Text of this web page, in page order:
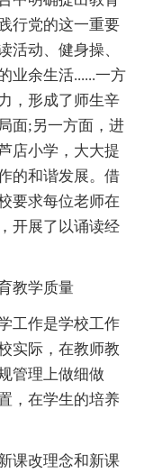
行党的这一重要
活动、健身操、
业余生活......一方
，形成了师生辛
面;另一方面，进
店小学，大大提
的和谐发展。借
要求每位老师在
开展了以诵读经
教学质量
工作是学校工作
实际，在教师教
管理上做细做
，在学生的培养
课改理念和新课